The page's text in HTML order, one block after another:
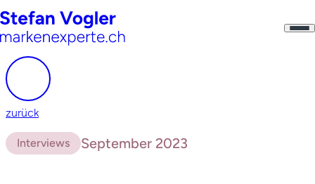
zurück
Interviews September 2023